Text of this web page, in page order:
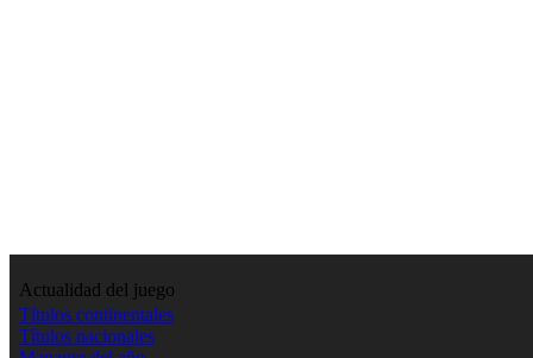
Actualidad del juego
Títulos continentales
Títulos nacionales